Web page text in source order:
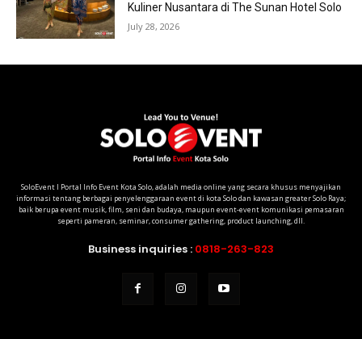
Kuliner Nusantara di The Sunan Hotel Solo
July 28, 2026
SoloEvent I Portal Info Event Kota Solo, adalah media online yang secara khusus menyajikan
informasi tentang berbagai penyelenggaraan event di kota Solo dan kawasan greater Solo Raya;
baik berupa event musik, film, seni dan budaya, maupun event-event komunikasi pemasaran
seperti pameran, seminar, consumer gathering, product launching, dll.
Business inquiries : 0818-263-823